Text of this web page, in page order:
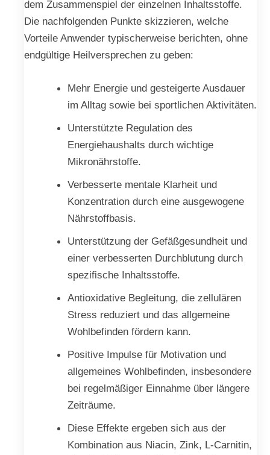
dem Zusammenspiel der einzelnen Inhaltsstoffe.
Die nachfolgenden Punkte skizzieren, welche
Vorteile Anwender typischerweise berichten, ohne
endgültige Heilversprechen zu geben:
Mehr Energie und gesteigerte Ausdauer
im Alltag sowie bei sportlichen Aktivitäten.
Unterstützte Regulation des
Energiehaushalts durch wichtige
Mikronährstoffe.
Verbesserte mentale Klarheit und
Konzentration durch eine ausgewogene
Nährstoffbasis.
Unterstützung der Gefäßgesundheit und
einer verbesserten Durchblutung durch
spezifische Inhaltsstoffe.
Antioxidative Begleitung, die zellulären
Stress reduziert und das allgemeine
Wohlbefinden fördern kann.
Positive Impulse für Motivation und
allgemeines Wohlbefinden, insbesondere
bei regelmäßiger Einnahme über längere
Zeiträume.
Diese Effekte ergeben sich aus der
Kombination aus Niacin, Zink, L-Carnitin,